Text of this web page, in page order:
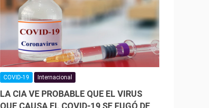
COVID-19 Internacional
LA CIA VE PROBABLE QUE EL VIRUS